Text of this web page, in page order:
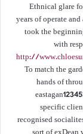
Ethnical glare
11 years of operate
took the
with
http://
To match the
hands of
specific
recognised